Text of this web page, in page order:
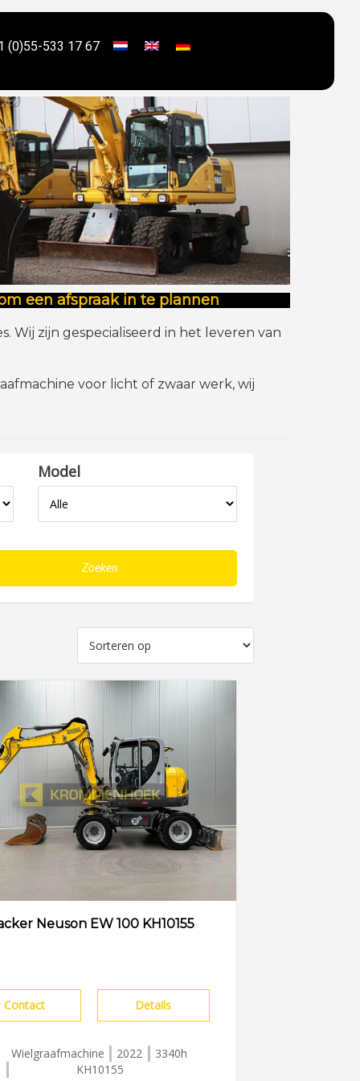
(0)55-533 17 67
een afspraak in te plannen
Wij zijn gespecialiseerd in het leveren van
voor licht of zwaar werk, wij
Model
Neuson EW 100 KH10155
Contact Details
Wielgraafmachine 2022
3340h
KH10155